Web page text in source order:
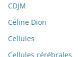
CDJM
Céline Dion
Cellules
Cellules cérébrales